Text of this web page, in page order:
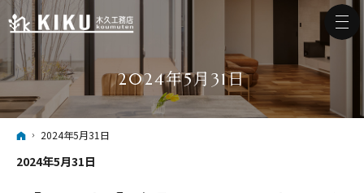
2024年5月31日
ホーム
2024年5月31日
2024年5月31日